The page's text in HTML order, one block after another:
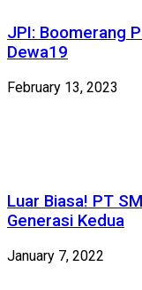
JPI: Boomerang
Dewa19
February 13, 2023
Luar Biasa! PT
Generasi Kedua
January 7, 2022